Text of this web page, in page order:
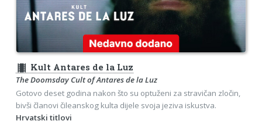
theaters Kult Antares de la Luz
The Doomsday Cult of Antares de la Luz
Gotovo deset godina nakon što su optuženi za stravičan zločin,
bivši članovi čileanskog kulta dijele svoja jeziva iskustva.
Hrvatski titlovi